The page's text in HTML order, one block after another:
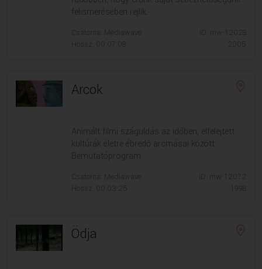
felismerésében rejlik.
Csatorna: Mediawave
Hossz: 00:07:08
Arcok
Animált filmi száguldás az időben, elfelejtett
kultúrák életre ébredő arcmásai között.
Bemutatóprogram
Csatorna: Mediawave
Hossz: 00:03:25
ID: mw-12072
Ödja